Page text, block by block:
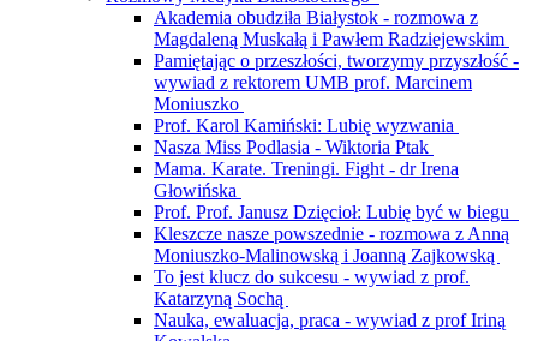
Akademia obudziła Białystok - rozmowa z
Magdaleną Muskałą i Pawłem Radziejewskim
Pamiętając o przeszłości, tworzymy przyszłość -
wywiad z rektorem UMB prof. Marcinem
Moniuszko
Prof. Karol Kamiński: Lubię wyzwania
Nasza Miss Podlasia - Wiktoria Ptak
Mama. Karate. Treningi. Fight - dr Irena
Głowińska
Prof. Prof. Janusz Dzięcioł: Lubię być w biegu
Kleszcze nasze powszednie - rozmowa z Anną
Moniuszko-Malinowską i Joanną Zajkowską
To jest klucz do sukcesu - wywiad z prof.
Katarzyną Sochą
Nauka, ewaluacja, praca - wywiad z prof Iriną